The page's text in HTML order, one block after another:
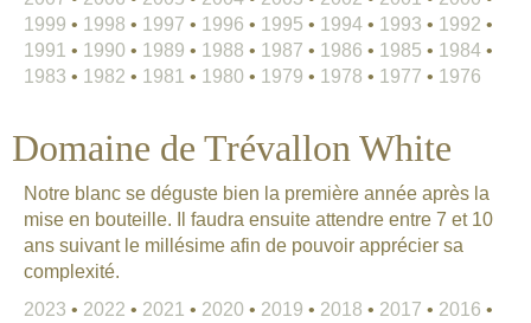
1999 • 1998 • 1997 • 1996 • 1995 • 1994 • 1993 • 1992 •
1991 • 1990 • 1989 • 1988 • 1987 • 1986 • 1985 • 1984 •
1983 • 1982 • 1981 • 1980 • 1979 • 1978 • 1977 • 1976
Domaine de Trévallon White
Notre blanc se déguste bien la première année après la
mise en bouteille. Il faudra ensuite attendre entre 7 et 10
ans suivant le millésime afin de pouvoir apprécier sa
complexité.
2023 • 2022 • 2021 • 2020 • 2019 • 2018 • 2017 • 2016 •